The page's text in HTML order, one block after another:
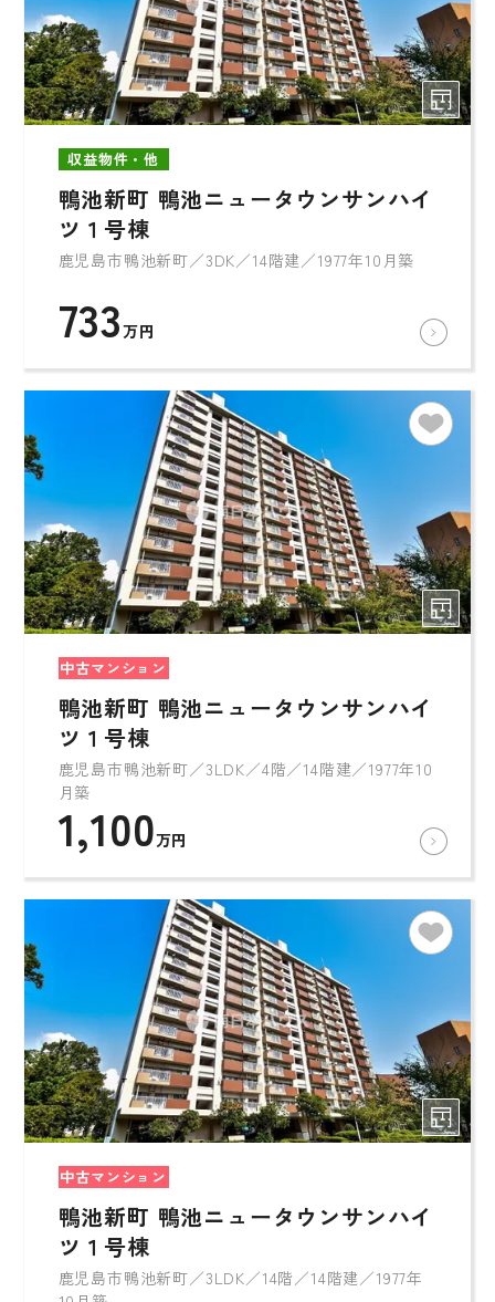
収益物件・他
鴨池新町 鴨池ニュータウンサンハイ
ツ１号棟
鹿児島市鴨池新町／3DK／14階建／1977年10月築
733万円
中古マンション
鴨池新町 鴨池ニュータウンサンハイ
ツ１号棟
鹿児島市鴨池新町／3LDK／4階／14階建／1977年10
月築
1,100万円
中古マンション
鴨池新町 鴨池ニュータウンサンハイ
ツ１号棟
鹿児島市鴨池新町／3LDK／14階／14階建／1977年